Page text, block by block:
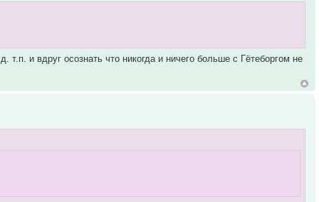
т.п. и вдруг осознать что никогда и ничего больше с Гётеборгом не